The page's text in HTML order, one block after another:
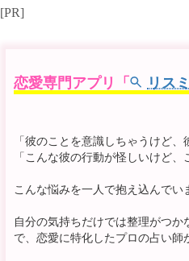
[PR]
恋愛専門アプリ「 リス
「彼のことを意識しちゃうけど
「こんな彼の行動が怪しいけど、
こんな悩みを一人で抱え込んでい
自分の気持ちだけでは整理がつ
で、恋愛に特化したプロの占い師